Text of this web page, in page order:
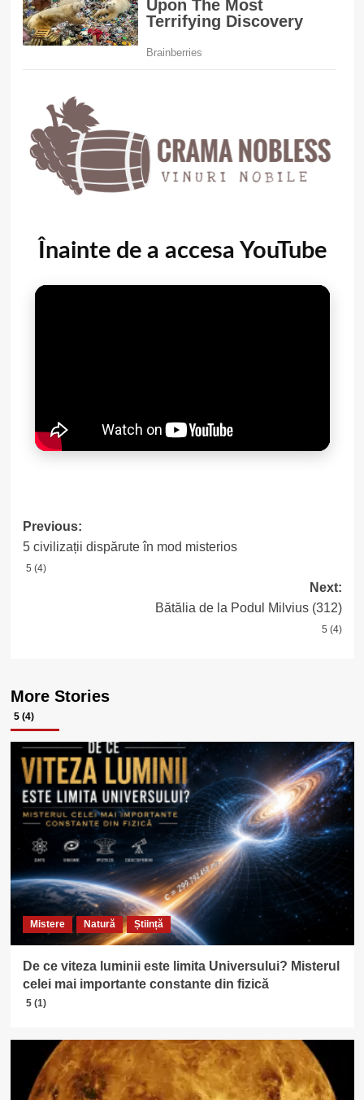
Înainte de a accesa YouTube
Post
navigation
Previous:
5 civilizații dispărute în mod misterios
5 (4)
Next:
Bătălia de la Podul Milvius (312)
5 (4)
More Stories
5 (4)
Mistere Natură Știință
De ce viteza luminii este limita Universului? Misterul
celei mai importante constante din fizică
5 (1)